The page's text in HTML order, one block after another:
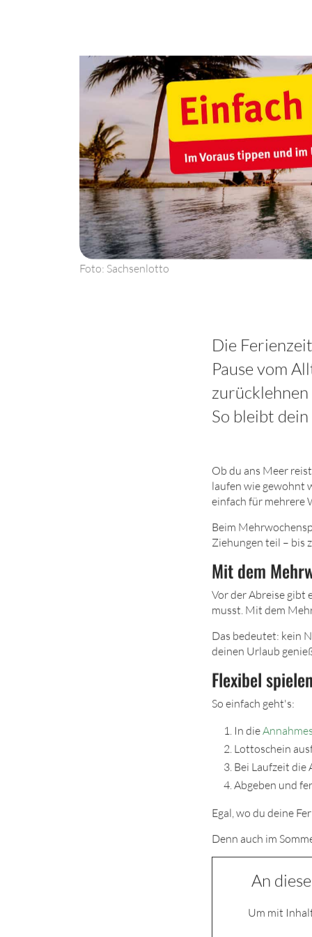
Foto: Sachsenlotto
Die
Pause vom
So bleibt
Ob du ans Meer
laufen wie gewohnt
einfach für mehrere
Beim
Ziehungen teil – bis
Mit dem
Vor der Abreise gibt
musst. Mit dem
Das bedeutet: kein
deinen Urlaub
Flexibel
So einfach geht's:
In die
Lottoschein
Bei Laufzeit die
Abgeben und
Egal, wo du deine
Denn auch im
An
Um mit